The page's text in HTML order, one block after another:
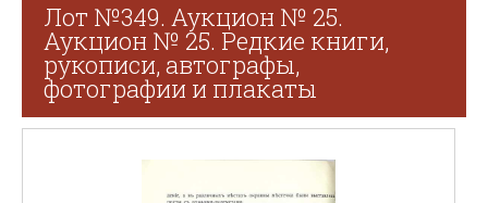
Лот №349. Аукцион № 25.
Аукцион № 25. Редкие книги,
рукописи, автографы,
фотографии и плакаты